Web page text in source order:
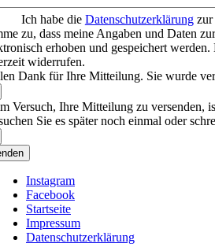
Ich habe die Datenschutzerklärungzur
zu, dass meine Angaben und Daten
erhoben und gespeichert
widerrufen.
Dank für Ihre Mitteilung. Sie wurde
Versuch, Ihre Mitteilung zu versenden,
Sie es später noch einmal oder
Instagram
Facebook
Startseite
Impressum
Datenschutzerklärung